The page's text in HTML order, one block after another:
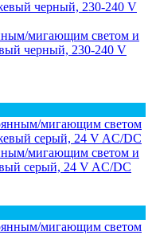
мигающим светом и
черный, 230-240 V
мигающим светом и
серый, 24 V AC/DC